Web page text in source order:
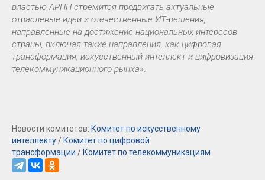
властью АРПП стремится продвигать актуальные
отраслевые идеи и отечественные ИТ-решения,
направленные на достижение национальных интересов
страны, включая такие направления, как цифровая
трансформация, искусственный интеллект и цифровизация
телекоммуникационного рынка»
Новости комитетов: Комитет по искусственному
интеллекту / Комитет по цифровой
трансформации / Комитет по телекоммуникациям